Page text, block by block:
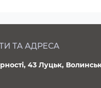
ТА АДРЕСА
43 Луцьк,